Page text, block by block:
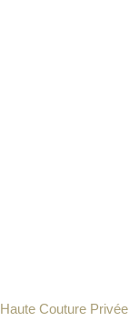
Haute Couture Privée